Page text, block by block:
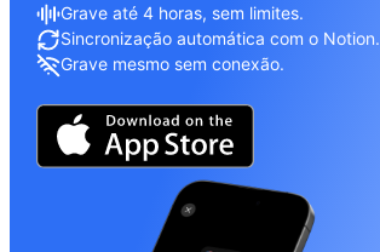
Grave até 4 horas, sem limites.
Sincronização automática com o Notion.
Grave mesmo sem conexão.